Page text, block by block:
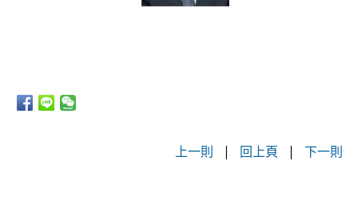
上一則 | 回上頁 |下一則